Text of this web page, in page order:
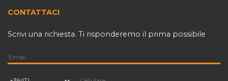
CONTATTACI
Scrivi una richiesta. Ti risponderemo il prima possibile